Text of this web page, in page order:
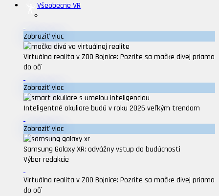
Všeobecne VR
Zobraziť viac
Virtuálna realita v ZOO Bojnice: Pozrite sa mačke divej priamo
do očí
Zobraziť viac
Inteligentné okuliare budú v roku 2026 veľkým trendom
Zobraziť viac
Samsung Galaxy XR: odvážny vstup do budúcnosti
Výber redakcie
Virtuálna realita v ZOO Bojnice: Pozrite sa mačke divej priamo
do očí